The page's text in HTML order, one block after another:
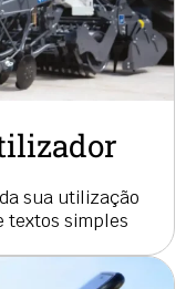
sua utilização
textos simples